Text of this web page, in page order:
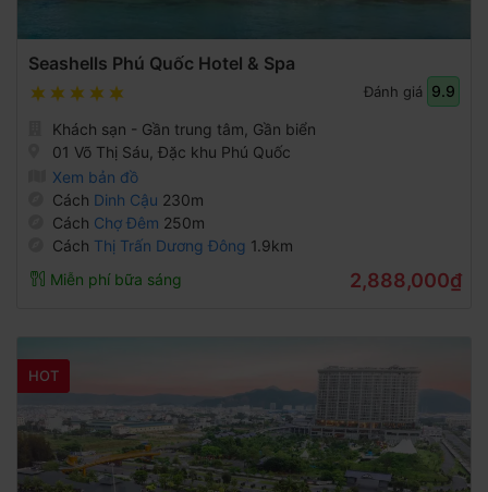
Seashells Phú Quốc Hotel & Spa
Đánh giá 9.9
Khách sạn - Gần trung tâm, Gần biển
01 Võ Thị Sáu, Đặc khu Phú Quốc
Xem bản đồ
Cách Dinh Cậu 230m
Cách Chợ Đêm 250m
Cách Thị Trấn Dương Đông 1.9km
Miễn phí bữa sáng
2,888,000₫
HOT